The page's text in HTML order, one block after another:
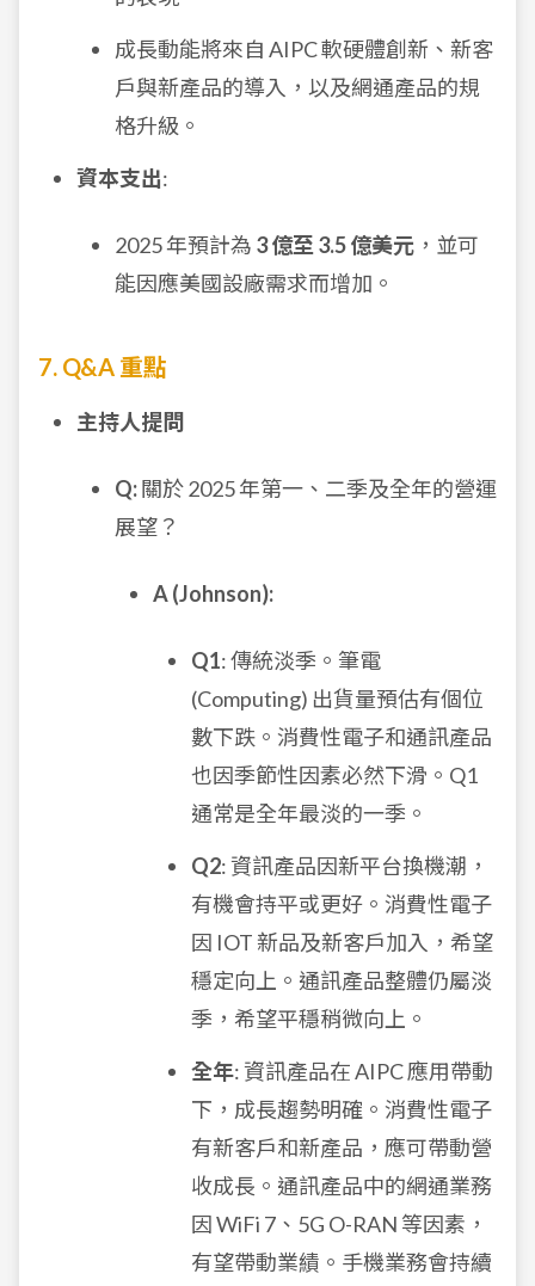
成長動能將來自 AIPC 軟硬體創新、新客
戶與新產品的導入，以及網通產品的規
格升級。
資本支出:
2025 年預計為 3 億至 3.5 億美元 ，並可
能因應美國設廠需求而增加。
7. Q&A 重點
主持人提問
Q:關於 2025 年第一、二季及全年的營運
展望？
A (Johnson):
Q1: 傳統淡季。筆電
(Computing) 出貨量預估有個位
數下跌。消費性電子和通訊產品
也因季節性因素必然下滑。Q1
通常是全年最淡的一季。
Q2: 資訊產品因新平台換機潮，
有機會持平或更好。消費性電子
因 IOT 新品及新客戶加入，希望
穩定向上。通訊產品整體仍屬淡
季，希望平穩稍微向上。
全年: 資訊產品在 AIPC 應用帶動
下，成長趨勢明確。消費性電子
有新客戶和新產品，應可帶動營
收成長。通訊產品中的網通業務
因 WiFi 7、5G O-RAN 等因素，
有望帶動業績。手機業務會持續